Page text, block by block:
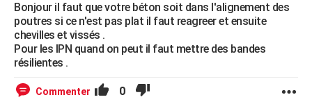
Bonjour il faut que votre béton soit dans l'alignement des
poutres si ce n'est pas plat il faut reagreer et ensuite
chevilles et vissés .
Pour les IPN quand on peut il faut mettre des bandes
résilientes .
Commenter 0